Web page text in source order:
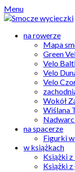
Skip
to
Menu
na rowerze
Mapa
Green
Velo
Velo
Velo
Wokół
Wiślana
na spacerze
Figurki
w książkach
Książki
Książki